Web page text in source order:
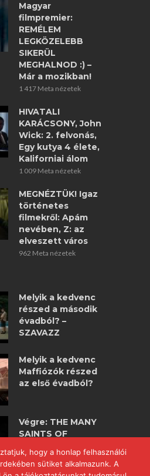
Magyar
filmpremier:
REMÉLEM
LEGKÖZELEBB
SIKERÜL
MEGHALNOD :) –
Már a mozikban!
1 417 Meta nézetek
HIVATALI
KARÁCSONY, John
Wick: 2. felvonás,
Egy kutya 4 élete,
Kaliforniai álom
1 009 Meta nézetek
MEGNÉZTÜK! Igaz
történetes
filmekről: Apám
nevében, Z: az
elveszett város
962 Meta nézetek
Melyik a kedvenc
részed a második
évadból? –
SZAVAZZ
Melyik a kedvenc
Maffiózók részed
az első évadból?
Végre: THE MANY
SAINTS OF
maffiózók
nagyjátékfilm!
hogy a honlap felhasználói
sütiket alkalmazunk. A